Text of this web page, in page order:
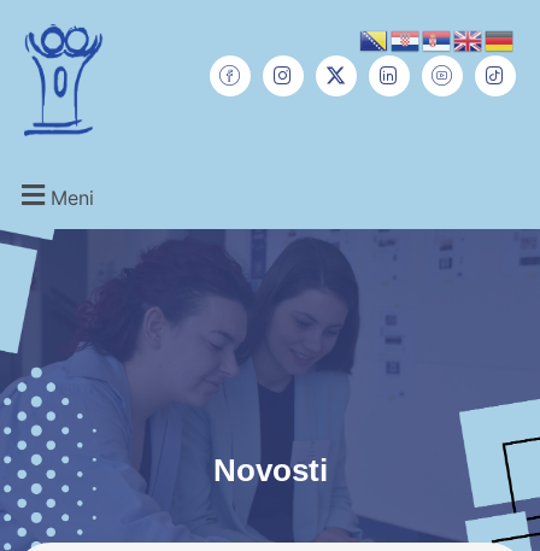
Meni
Novosti